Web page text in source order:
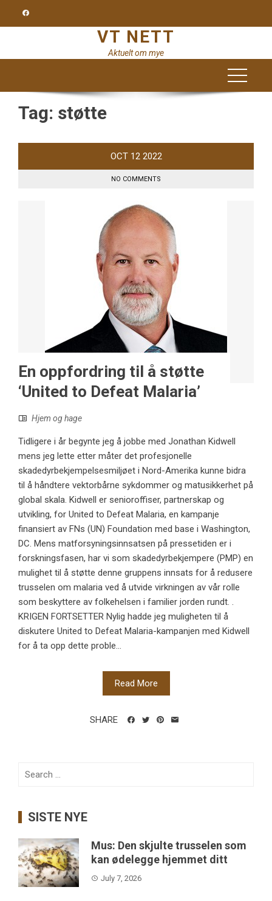
VT NETT
Aktuelt om mye
Tag: støtte
OCT 12 2022
NO COMMENTS
En oppfordring til å støtte
‘United to Defeat Malaria’
Hjem og hage
Tidligere i år begynte jeg å jobbe med Jonathan Kidwell
mens jeg lette etter måter det profesjonelle
skadedyrbekjempelsesmiljøet i Nord-Amerika kunne bidra
til å håndtere vektorbårne sykdommer og matusikkerhet på
global skala. Kidwell er senioroffiser, partnerskap og
utvikling, for United to Defeat Malaria, en kampanje
finansiert av FNs (UN) Foundation med base i Washington,
DC. Mens matforsyningsinnsatsen på pressetiden er i
forskningsfasen, har vi som skadedyrbekjempere (PMP) en
mulighet til å støtte denne gruppens innsats for å redusere
trusselen om malaria ved å utvide virkningen av vår rolle
som beskyttere av folkehelsen i familier jorden rundt. .
KRIGEN FORTSETTER Nylig hadde jeg muligheten til å
diskutere United to Defeat Malaria-kampanjen med Kidwell
for å ta opp dette proble...
Read More
SHARE
Search
SISTE NYE
Mus: Den skjulte trusselen som
kan ødelegge hjemmet ditt
July 7, 2026